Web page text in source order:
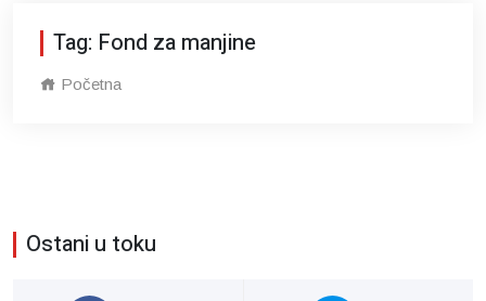
Tag: Fond za manjine
Početna
Ostani u toku